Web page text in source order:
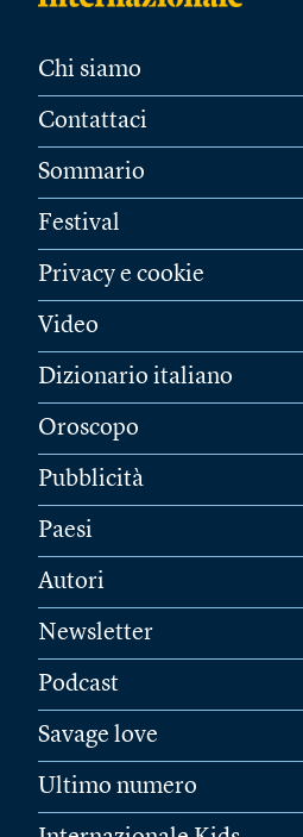
Chi siamo
Contattaci
Sommario
Festival
Privacy e cookie
Video
Dizionario italiano
Oroscopo
Pubblicità
Paesi
Autori
Newsletter
Podcast
Savage love
Ultimo numero